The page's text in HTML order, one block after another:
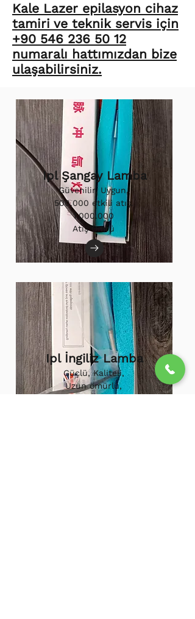
Kale Lazer epilasyon cihaz
tamiri ve teknik servis için
+90 546 236 50 12
numaralı hattımızdan bize
ulaşabilirsiniz.
Ipl Şangay Lamba
Güvenilir, Uygun,
500.000 etkili atış.
1.000.000
Atış Ömrü
Ipl İngiliz Lamba
Güçlü, Kaliteli,
Uzun ömürlü,